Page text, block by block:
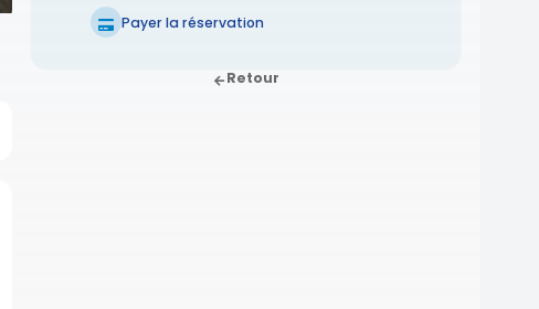
Payer la réservation
Retour